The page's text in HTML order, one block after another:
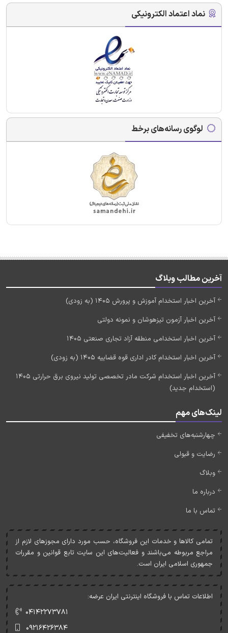
نماد اعتماد الکترونیکی
لوگوی رسانه‌های برخط
آخرین مطالب وبلاگ
آخرین اخبار استخدام آموزش و پرورش 1405 (به زودی)
آخرین اخبار آزمون تیزهوشان و نمونه دولتی
آخرین اخبار استخدامی منطقه آزاد تجاری صنعتی 1405
آخرین اخبار استخدام کادر اداری قوه قضاییه 1405 (به زودی)
آخرین اخبار استخدام شرکت مادر تخصصی تولید نیروی برق حرارتی 1405
(استخدام جدید)
لینک‌های مهم
چهارشنبه‌های تخفیفی
رضایت و قبولی
وبلاگ
درباره ما
تماس با ما
تمامی کالاها و خدمات اين فروشگاه، حسب مورد دارای مجوزهای لازم از
مراجع مربوطه می‌باشند و فعاليت‌های اين سايت تابع قوانين و مقررات
جمهوری اسلامی ايران است.
اطلاعات تماس با فروشگاه اینترنتی ایران عرضه:
۰۴۱۴۲۲۷۳۷۸۱
۰۹۲۱۶۴۲۶۳۸۴